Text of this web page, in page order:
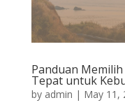
Panduan
Tepat untuk
by admin | May 11,